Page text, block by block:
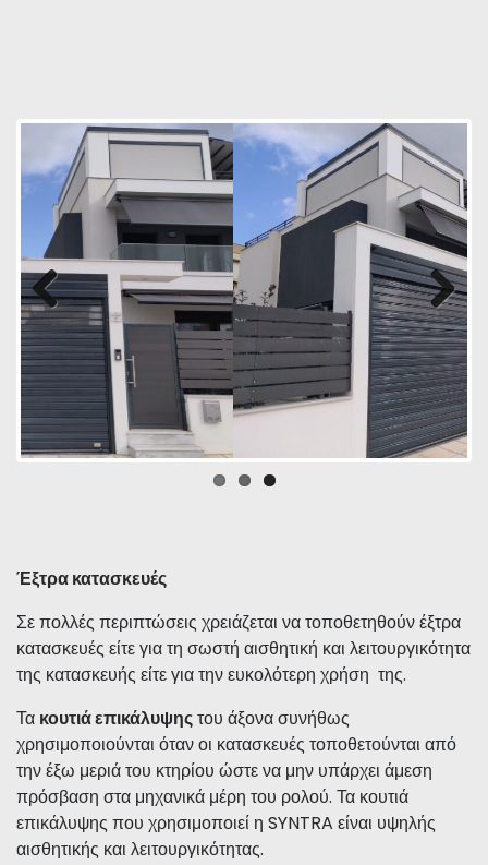
Previous Next
Έξτρα κατασκευές
Σε πολλές περιπτώσεις χρειάζεται να τοποθετηθούν έξτρα
κατασκευές είτε για τη σωστή αισθητική και λειτουργικότητα
της κατασκευής είτε για την ευκολότερη χρήση της.
Τα κουτιά επικάλυψηςτου άξονα συνήθως
χρησιμοποιούνται όταν οι κατασκευές τοποθετούνται από
την έξω μεριά του κτηρίου ώστε να μην υπάρχει άμεση
πρόσβαση στα μηχανικά μέρη του ρολού. Τα κουτιά
επικάλυψης που χρησιμοποιεί η SYNTRA είναι υψηλής
αισθητικής και λειτουργικότητας.